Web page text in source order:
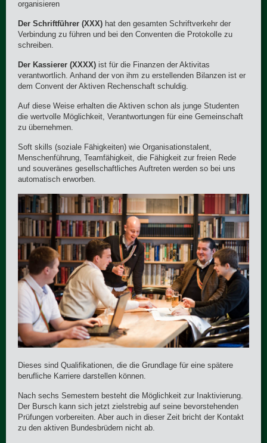
organisieren
Der Schriftführer (XXX) hat den gesamten Schriftverkehr der
Verbindung zu führen und bei den Conventen die Protokolle zu
schreiben.
Der Kassierer (XXXX) ist für die Finanzen der Aktivitas
verantwortlich. Anhand der von ihm zu erstellenden Bilanzen ist er
dem Convent der Aktiven Rechenschaft schuldig.
Auf diese Weise erhalten die Aktiven schon als junge Studenten
die wertvolle Möglichkeit, Verantwortungen für eine Gemeinschaft
zu übernehmen.
Soft skills (soziale Fähigkeiten) wie Organisationstalent,
Menschenführung, Teamfähigkeit, die Fähigkeit zur freien Rede
und souveränes gesellschaftliches Auftreten werden so bei uns
automatisch erworben.
Dieses sind Qualifikationen, die die Grundlage für eine spätere
berufliche Karriere darstellen können.
Nach sechs Semestern besteht die Möglichkeit zur Inaktivierung.
Der Bursch kann sich jetzt zielstrebig auf seine bevorstehenden
Prüfungen vorbereiten. Aber auch in dieser Zeit bricht der Kontakt
zu den aktiven Bundesbrüdern nicht ab.